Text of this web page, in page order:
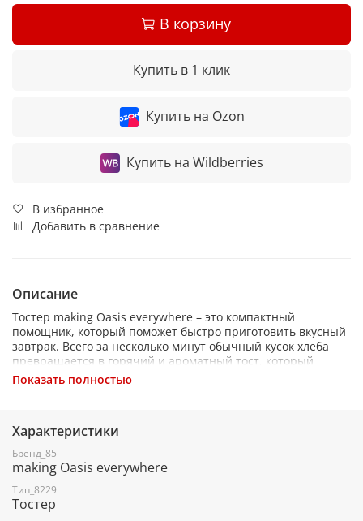
В корзину
Купить в 1 клик
Купить на Ozon
Купить на Wildberries
В избранное
Добавить в сравнение
Описание
Тостер making Oasis everywhere – это компактный
помощник, который поможет быстро приготовить вкусный
завтрак. Всего за несколько минут обычный кусок хлеба
превращается в горячий и ароматный тост, который
отлично сочетается с множеством начинок. Также тосты
Тостер making Oasis everywhere сочетает в себе множество
полезных функций. Вы можете выбрать степень прожарки:
от лёгкой золотистости до хрустящей корочки. Если хлеб
был предварительно заморожен, функция разморозки
позволит разогреть его для дальнейшей обработки.
Показать полностью
Характеристики
Бренд_85
making Oasis everywhere
Тип_8229
Тостер